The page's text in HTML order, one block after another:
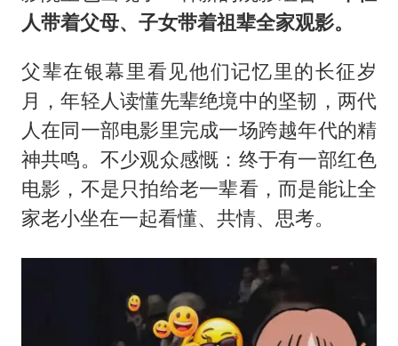
人带着父母、子女带着祖辈全家观影。
父辈在银幕里看见他们记忆里的长征岁
月，年轻人读懂先辈绝境中的坚韧，两代
人在同一部电影里完成一场跨越年代的精
神共鸣。不少观众感慨：终于有一部红色
电影，不是只拍给老一辈看，而是能让全
家老小坐在一起看懂、共情、思考。